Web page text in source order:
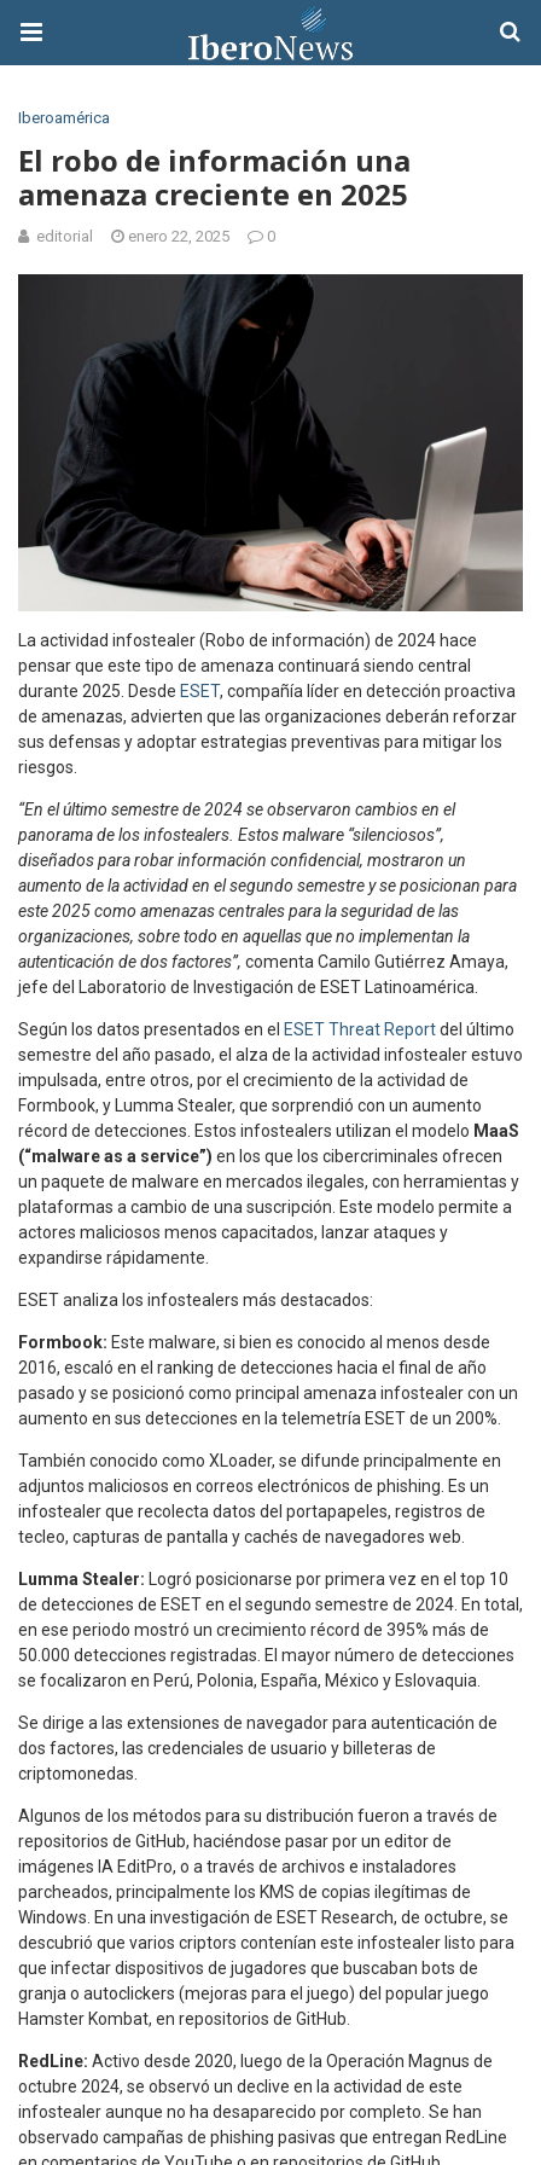
Iberoamérica
El robo de información una
amenaza creciente en 2025
editorial enero 22, 2025 0
La actividad infostealer (Robo de información) de 2024 hace
pensar que este tipo de amenaza continuará siendo central
durante 2025. Desde ESET, compañía líder en detección proactiva
de amenazas, advierten que las organizaciones deberán reforzar
sus defensas y adoptar estrategias preventivas para mitigar los
riesgos.
“En el último semestre de 2024 se observaron cambios en el
panorama de los infostealers. Estos malware “silenciosos”,
diseñados para robar información confidencial, mostraron un
aumento de la actividad en el segundo semestre y se posicionan para
este 2025 como amenazas centrales para la seguridad de las
organizaciones, sobre todo en aquellas que no implementan la
autenticación de dos factores”, comenta Camilo Gutiérrez Amaya,
jefe del Laboratorio de Investigación de ESET Latinoamérica.
Según los datos presentados en el ESET Threat Reportdel último
semestre del año pasado, el alza de la actividad infostealer estuvo
impulsada, entre otros, por el crecimiento de la actividad de
Formbook, y Lumma Stealer, que sorprendió con un aumento
récord de detecciones. Estos infostealers utilizan el modelo MaaS
(“malware as a service”) en los que los cibercriminales ofrecen
un paquete de malware en mercados ilegales, con herramientas y
plataformas a cambio de una suscripción. Este modelo permite a
actores maliciosos menos capacitados, lanzar ataques y
expandirse rápidamente.
ESET analiza los infostealers más destacados:
Formbook: Este malware, si bien es conocido al menos desde
2016, escaló en el ranking de detecciones hacia el final de año
pasado y se posicionó como principal amenaza infostealer con un
aumento en sus detecciones en la telemetría ESET de un 200%.
También conocido como XLoader, se difunde principalmente en
adjuntos maliciosos en correos electrónicos de phishing. Es un
infostealer que recolecta datos del portapapeles, registros de
tecleo, capturas de pantalla y cachés de navegadores web.
Lumma Stealer:
Logró posicionarse por primera vez en el top 10
de detecciones de ESET en el segundo semestre de 2024. En total,
en ese periodo mostró un crecimiento récord de 395% más de
50.000 detecciones registradas. El mayor número de detecciones
se focalizaron en Perú, Polonia, España, México y Eslovaquia.
Se dirige a las extensiones de navegador para autenticación de
dos factores, las credenciales de usuario y billeteras de
criptomonedas.
Algunos de los métodos para su distribución fueron a través de
repositorios de GitHub, haciéndose pasar por un editor de
imágenes IA EditPro, o a través de archivos e instaladores
parcheados, principalmente los KMS de copias ilegítimas de
Windows. En una investigación de ESET Research, de octubre, se
descubrió que varios criptors contenían este infostealer listo para
que infectar dispositivos de jugadores que buscaban bots de
granja o autoclickers (mejoras para el juego) del popular juego
Hamster Kombat, en repositorios de GitHub.
RedLine: Activo desde 2020, luego de la Operación Magnus de
octubre 2024, se observó un declive en la actividad de este
infostealer aunque no ha desaparecido por completo. Se han
observado campañas de phishing pasivas que entregan RedLine